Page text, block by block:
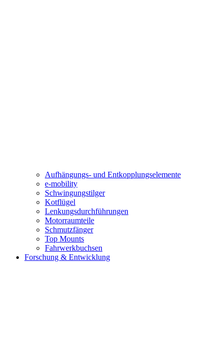
Aufhängungs- und Entkopplungselemente
e-mobility
Schwingungstilger
Kotflügel
Lenkungsdurchführungen
Motorraumteile
Schmutzfänger
Top Mounts
Fahrwerkbuchsen
Forschung & Entwicklung